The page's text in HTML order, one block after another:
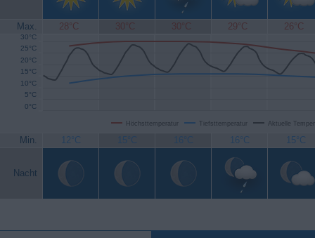
Max. 28°C 30°C 30°C 29°C 26°C
Höchsttemperatur Tiefsttemperatur Aktuelle
0°C
5°C
10°C
15°C
20°C
25°C
30°C
Min. 12°C 15°C 16°C 16°C 15°C
Nacht